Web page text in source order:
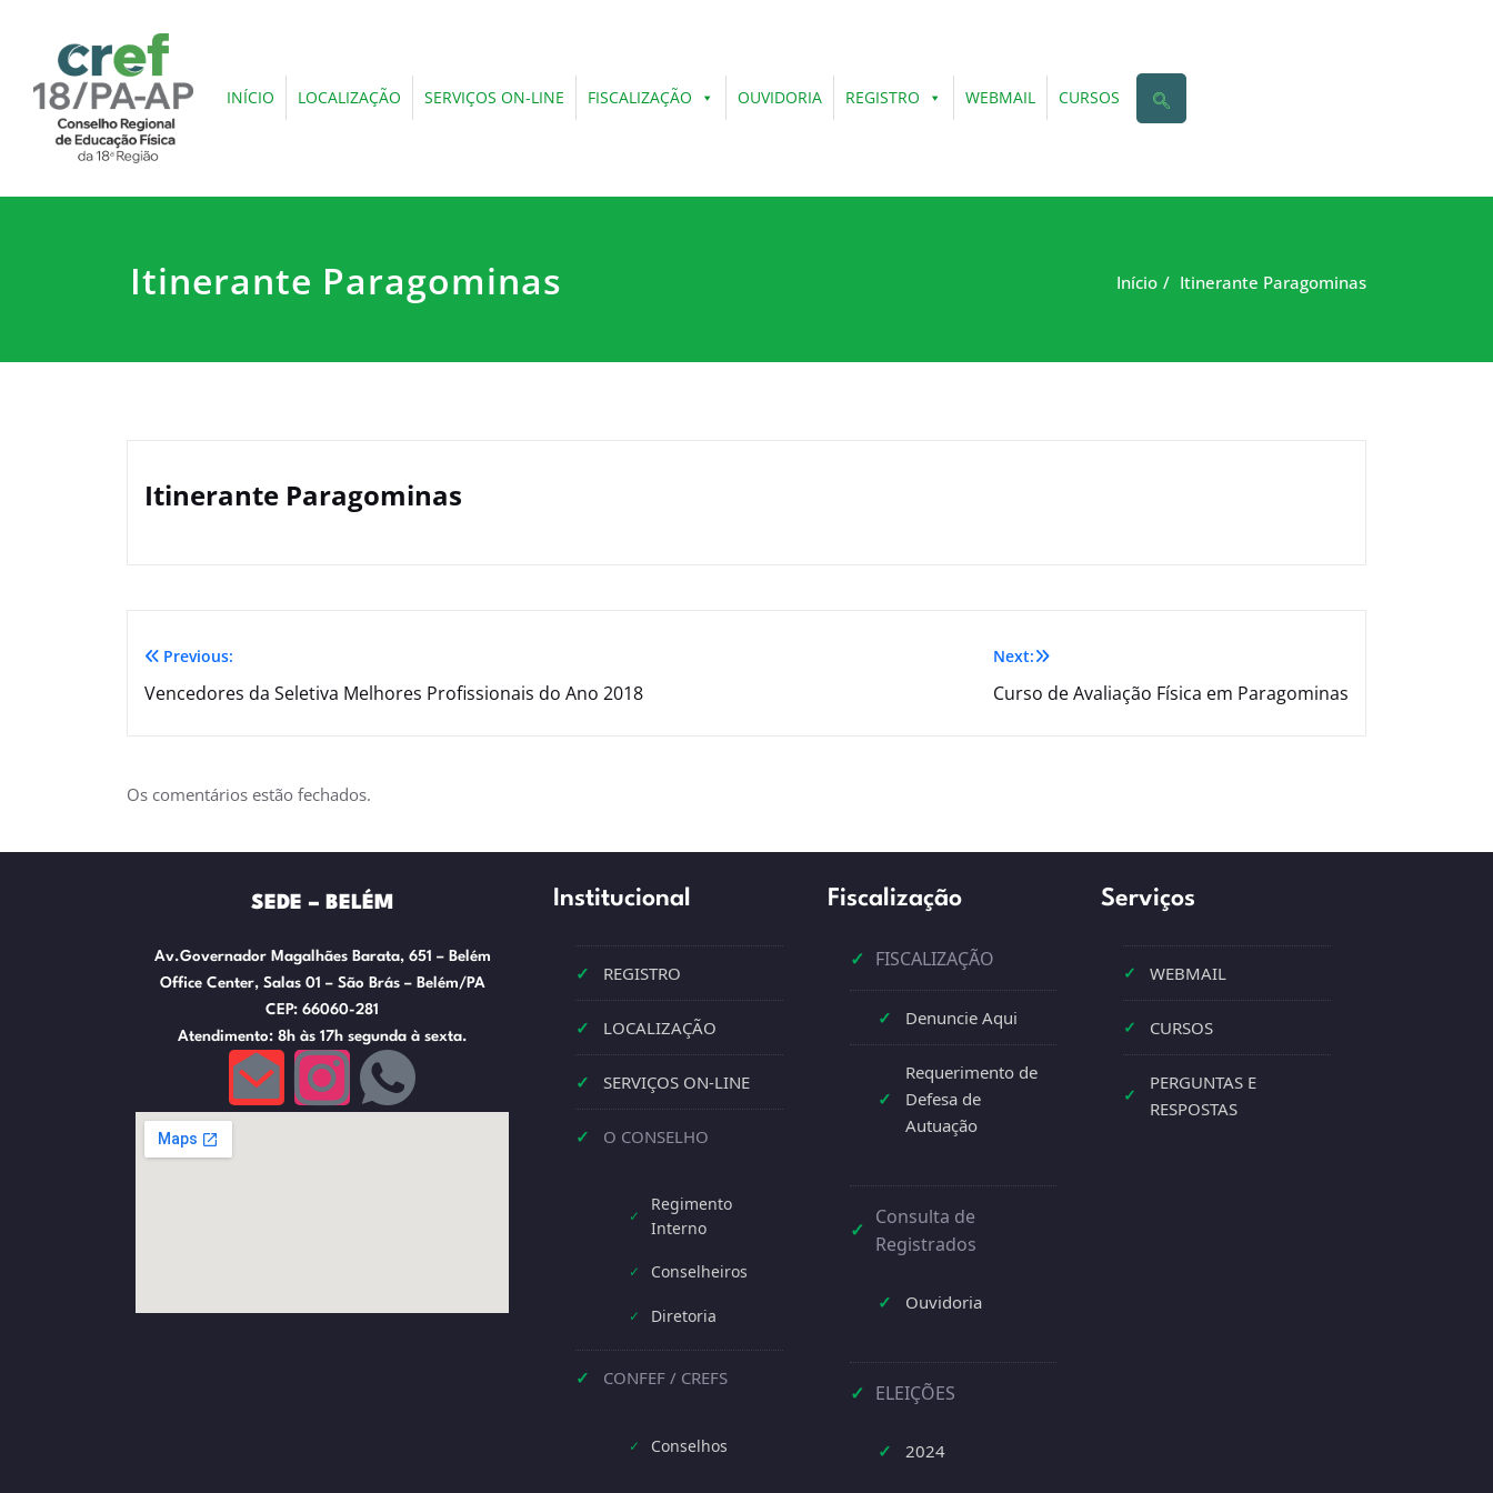
INÍCIO LOCALIZAÇÃO SERVIÇOS ON-LINE FISCALIZAÇÃO OUVIDORIA REGISTRO WEBMAIL CURSOS
Itinerante Paragominas Início Itinerante Paragominas
Itinerante Paragominas
Previous:
Vencedores da Seletiva Melhores Profissionais do Ano 2018
Next:
Curso de Avaliação Física em Paragominas
Os comentários estão fechados.
SEDE – BELÉM
Av.Governador Magalhães Barata, 651 – Belém
Office Center, Salas 01 – São Brás – Belém/PA
CEP: 66060-281
Atendimento: 8h às 17h segunda à sexta.
Institucional
✓ REGISTRO
✓ LOCALIZAÇÃO
✓ SERVIÇOS ON-LINE
✓ O CONSELHO
✓
Regimento
Interno
✓ Conselheiros
✓ Diretoria
✓ CONFEF / CREFS
✓ Conselhos
Fiscalização
✓ FISCALIZAÇÃO
✓ Denuncie Aqui
✓
Requerimento de
Defesa de
Autuação
✓
Consulta de
Registrados
✓ Ouvidoria
✓ ELEIÇÕES
✓ 2024
Serviços
✓ WEBMAIL
✓ CURSOS
✓
PERGUNTAS E
RESPOSTAS